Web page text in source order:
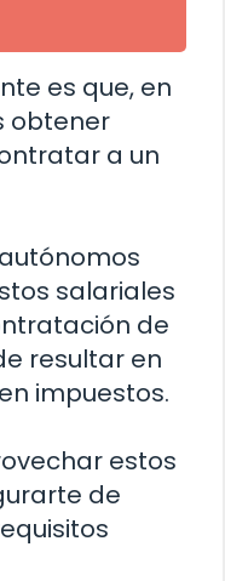
es que, en
obtener
a un
salariales
de
resultar en
impuestos.
estos
de